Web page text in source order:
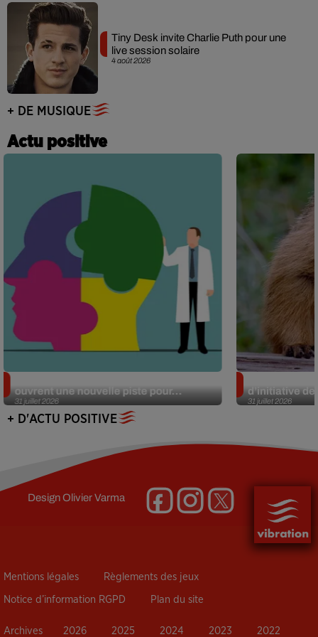
4 août 2026
Tiny Desk invite Charlie Puth pour une
live session solaire
+ DE MUSIQUE
Actu positive
31 juillet 2026
ouvrent une nouvelle piste pour...
31 juillet 2026
d’initiative
+ D'ACTU POSITIVE
DesignOlivier Varma
Mentions légales Règlements des jeux
Notice d’information RGPD Plan du site
Archives 2026 2025 2024 2023 2022